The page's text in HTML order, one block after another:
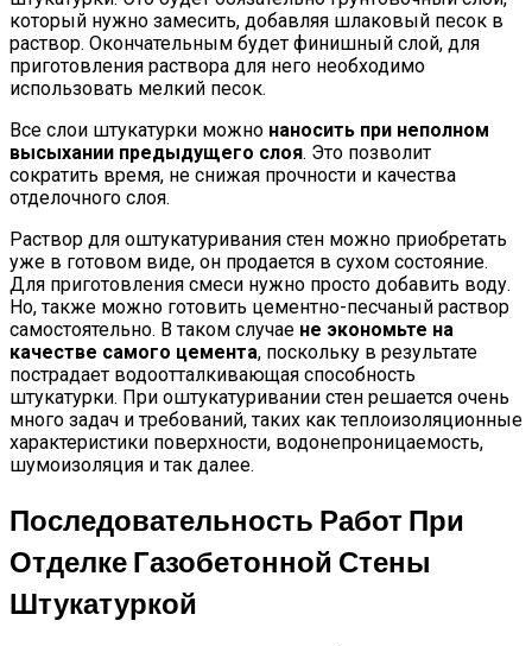
который нужно замесить, добавляя шлаковый песок в
раствор. Окончательным будет финишный слой, для
приготовления раствора для него необходимо
использовать мелкий песок.
Все слои штукатурки можно наносить при неполном
высыхании предыдущего слоя. Это позволит
сократить время, не снижая прочности и качества
отделочного слоя.
Раствор для оштукатуривания стен можно приобретать
уже в готовом виде, он продается в сухом состояние.
Для приготовления смеси нужно просто добавить воду.
Но, также можно готовить цементно-песчаный раствор
самостоятельно. В таком случае не экономьте на
качестве самого цемента, поскольку в результате
пострадает водоотталкивающая способность
штукатурки. При оштукатуривании стен решается очень
много задач и требований, таких как теплоизоляционные
характеристики поверхности, водонепроницаемость,
шумоизоляция и так далее.
Последовательность Работ При
Отделке Газобетонной Стены
Штукатуркой